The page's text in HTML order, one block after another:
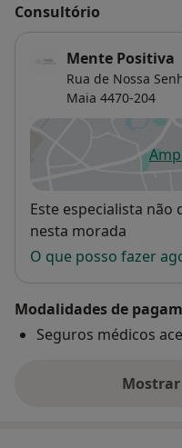
Consultório
Mente Positiva
Rua de Nossa
Maia 4470-204
Disponibilidade
Este especialista
nesta morada
O que posso fazer
Modalidades de
Seguros médicos